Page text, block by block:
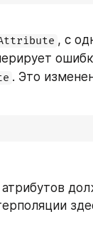
, с
. Это
атрибутов